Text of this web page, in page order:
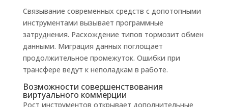
Связывание современных средств с допотопными
инструментами вызывает программные
затруднения. Расхождение типов тормозит обмен
данными. Миграция данных поглощает
продолжительное промежуток. Ошибки при
трансфере ведут к неполадкам в работе.
Возможности совершенствования
виртуального коммерции
Рост инструментов открывает дополнительные